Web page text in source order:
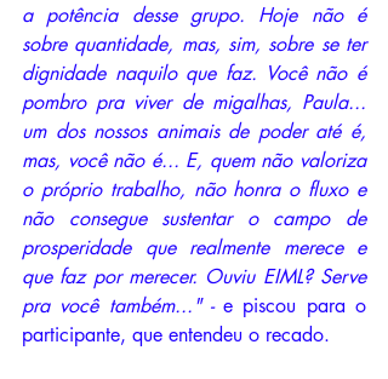
a potência desse grupo. Hoje não é
sobre quantidade, mas, sim, sobre se ter
dignidade naquilo que faz. Você não é
pombro pra viver de migalhas, Paula...
um dos nossos animais de poder até é,
mas, você não é... E, quem não valoriza
o próprio trabalho, não honra o fluxo e
não consegue sustentar o campo de
prosperidade que realmente merece e
que faz por merecer. Ouviu EIML? Serve
pra você também..." - e piscou para o
participante, que entendeu o recado.